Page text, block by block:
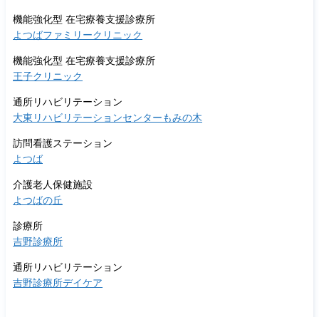
機能強化型 在宅療養支援診療所
よつばファミリークリニック
機能強化型 在宅療養支援診療所
王子クリニック
通所リハビリテーション
大東リハビリテーションセンターもみの木
訪問看護ステーション
よつば
介護老人保健施設
よつばの丘
診療所
吉野診療所
通所リハビリテーション
吉野診療所デイケア